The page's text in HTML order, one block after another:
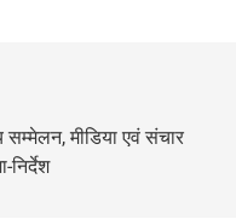
सम्मेलन, मीडिया एवं संचार
निर्देश